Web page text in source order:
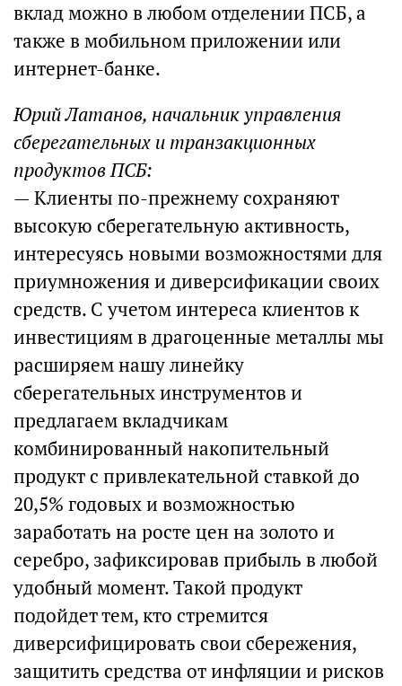
вклад можно в любом отделении ПСБ, а
также в мобильном приложении или
интернет-банке.
Юрий Латанов, начальник управления
сберегательных и транзакционных
продуктов ПСБ:
— Клиенты по-прежнему сохраняют
высокую сберегательную активность,
интересуясь новыми возможностями для
приумножения и диверсификации своих
средств. С учетом интереса клиентов к
инвестициям в драгоценные металлы мы
расширяем нашу линейку
сберегательных инструментов и
предлагаем вкладчикам
комбинированный накопительный
продукт с привлекательной ставкой до
20,5% годовых и возможностью
заработать на росте цен на золото и
серебро, зафиксировав прибыль в любой
удобный момент. Такой продукт
подойдет тем, кто стремится
диверсифицировать свои сбережения,
защитить средства от инфляции и рисков